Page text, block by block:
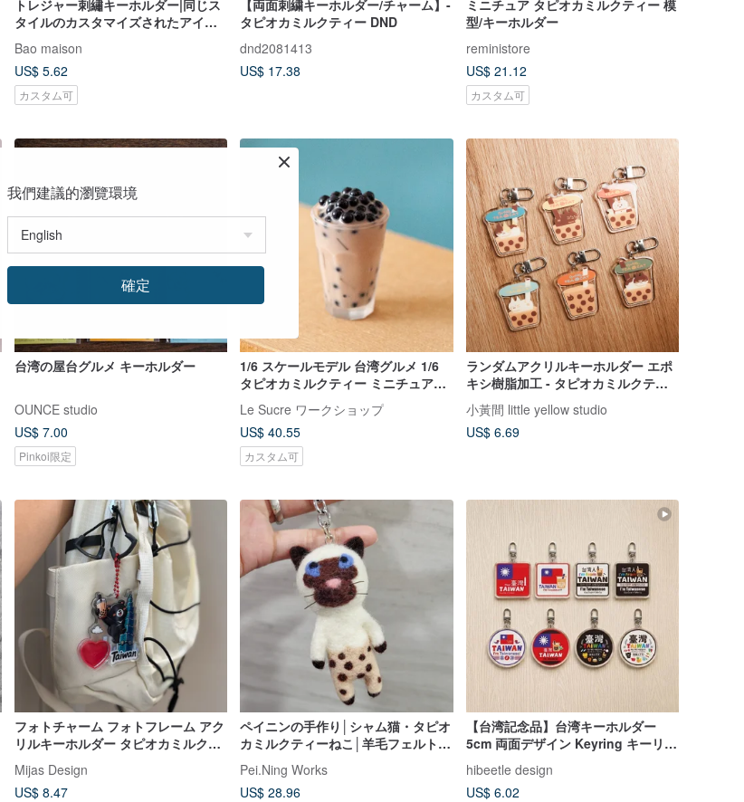
トレジャー刺繡キーホルダー|同じス
タイルのカスタマイズされたアイテ
ムを100個提供
Bao maison
US$ 5.62
カスタム可
【両面刺繍キーホルダー/チャーム】-
タピオカミルクティー DND
dnd2081413
US$ 17.38
ミニチュア タピオカミルクティー 模
型/キーホルダー
reministore
US$ 21.12
カスタム可
台湾の屋台グルメ キーホルダー
OUNCE studio
US$ 7.00
Pinkoi限定
1/6 スケールモデル 台湾グルメ 1/6
タピオカミルクティー ミニチュアフ
Le Sucre ワークショップ
US$ 40.55
カスタム可
ランダムアクリルキーホルダー エポ
キシ樹脂加工 - タピオカミルクティ
ー×猫 6種
小黃間 little yellow studio
US$ 6.69
フォトチャーム フォトフレーム アク
リルキーホルダー タピオカミルクテ
ィー 台北 101 台湾土産 台湾ツキノ
ワグマ
Mijas Design
US$ 8.47
ペイニンの手作り│シャム猫・タピオ
カミルクティーねこ│羊毛フェルトキ
ーホルダー・猫の羊毛フェルト│
Pei.Ning Works
US$ 28.96
【台湾記念品】台湾キーホルダー
5cm 両面デザイン Keyring キーリン
グ
hibeetle design
US$ 6.02
我們建議的瀏覽環境
確定